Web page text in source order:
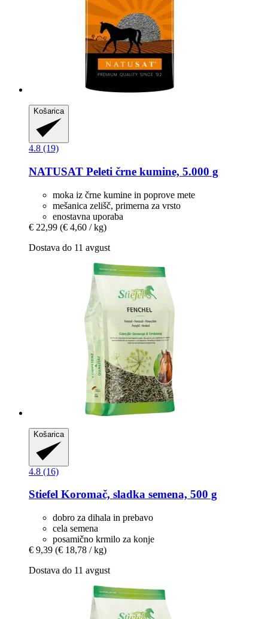
Košarica
4.8 (19)
NATUSAT Peleti črne kumine, 5.000 g
moka iz črne kumine in poprove mete
mešanica zelišč, primerna za vrsto
enostavna uporaba
€ 22,99 (€ 4,60 / kg)
Dostava do 11 avgust
Košarica
4.8 (16)
Stiefel Koromač, sladka semena, 500 g
dobro za dihala in prebavo
cela semena
posamično krmilo za konje
€ 9,39 (€ 18,78 / kg)
Dostava do 11 avgust